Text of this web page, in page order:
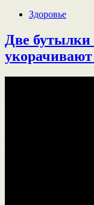
Здоровье
Две бутылки